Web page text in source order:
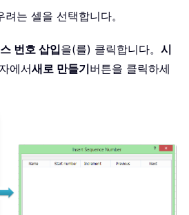
는 셀을 선택합니다。
번호 삽입을(를) 클릭합니다。 시
에서새로 만들기버튼을 클릭하세